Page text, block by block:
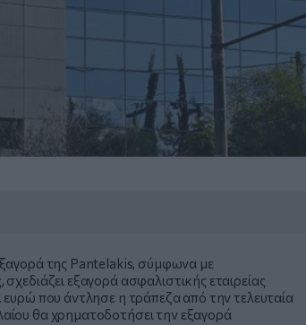
της Pantelakis, σύμφωνα με
εξαγορά ασφαλιστικής εταιρείας
που άντλησε η τράπεζα από την τελευταία
θα χρηματοδοτήσει την εξαγορά